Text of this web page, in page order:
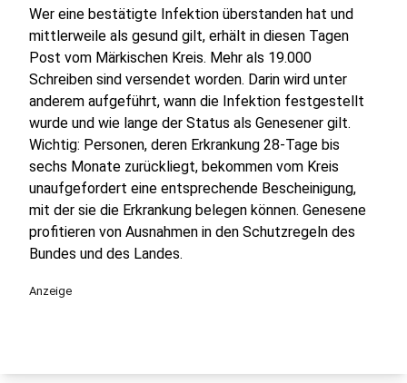
Wer eine bestätigte Infektion überstanden hat und
mittlerweile als gesund gilt, erhält in diesen Tagen
Post vom Märkischen Kreis. Mehr als 19.000
Schreiben sind versendet worden. Darin wird unter
anderem aufgeführt, wann die Infektion festgestellt
wurde und wie lange der Status als Genesener gilt.
Wichtig: Personen, deren Erkrankung 28-Tage bis
sechs Monate zurückliegt, bekommen vom Kreis
unaufgefordert eine entsprechende Bescheinigung,
mit der sie die Erkrankung belegen können. Genesene
profitieren von Ausnahmen in den Schutzregeln des
Bundes und des Landes.
Anzeige